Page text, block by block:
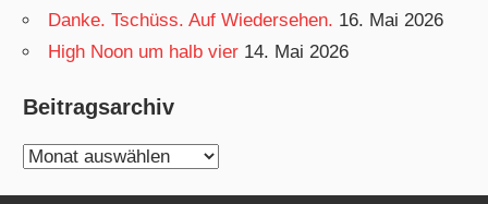
Danke. Tschüss. Auf Wiedersehen. 16. Mai 2026
High Noon um halb vier 14. Mai 2026
Beitragsarchiv
Beitragsarchiv